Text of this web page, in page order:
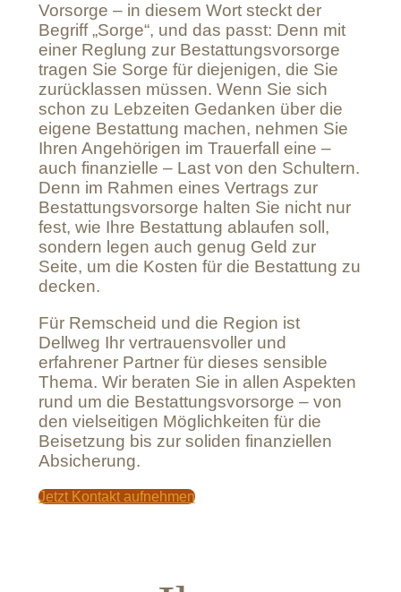
Vorsorge – in diesem Wort steckt der
Begriff „Sorge“, und das passt: Denn mit
einer Reglung zur Bestattungsvorsorge
tragen Sie Sorge für diejenigen, die Sie
zurücklassen müssen. Wenn Sie sich
schon zu Lebzeiten Gedanken über die
eigene Bestattung machen, nehmen Sie
Ihren Angehörigen im Trauerfall eine –
auch finanzielle – Last von den Schultern.
Denn im Rahmen eines Vertrags zur
Bestattungsvorsorge halten Sie nicht nur
fest, wie Ihre Bestattung ablaufen soll,
sondern legen auch genug Geld zur
Seite, um die Kosten für die Bestattung zu
decken.
Für Remscheid und die Region ist
Dellweg Ihr vertrauensvoller und
erfahrener Partner für dieses sensible
Thema. Wir beraten Sie in allen Aspekten
rund um die Bestattungsvorsorge – von
den vielseitigen Möglichkeiten für die
Beisetzung bis zur soliden finanziellen
Absicherung.
Jetzt Kontakt aufnehmen